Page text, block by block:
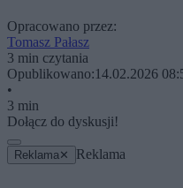
Opracowano przez:
Tomasz Pałasz
3 min czytania
Opublikowano:14.02.2026
•
3 min
Dołącz do dyskusji!
Reklama ✕ Reklama